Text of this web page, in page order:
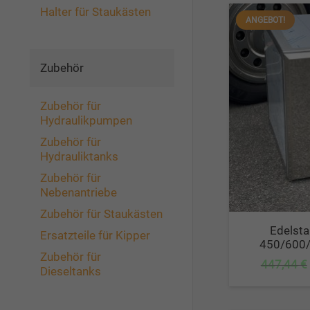
Halter für Staukästen
Zubehör
Zubehör für
Hydraulikpumpen
Zubehör für
Hydrauliktanks
Zubehör für
Nebenantriebe
Zubehör für Staukästen
Ersatzteile für Kipper
Zubehör für
Dieseltanks
ANGEBOT!
450/
447,44€